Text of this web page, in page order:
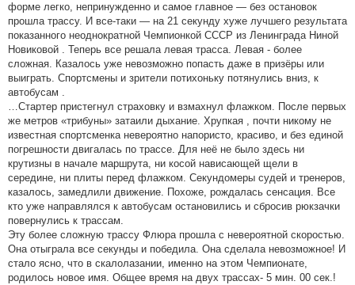
форме легко, непринужденно и самое главное — без остановок
прошла трассу. И все-таки — на 21 секунду хуже лучшего результата
показанного неоднократной Чемпионкой СССР из Ленинграда Ниной
Новиковой . Теперь все решала левая трасса. Левая - более
сложная. Казалось уже невозможно попасть даже в призёры или
выиграть. Спортсмены и зрители потихоньку потянулись вниз, к
автобусам .
…Стартер пристегнул страховку и взмахнул флажком. После первых
же метров «трибуны» затаили дыхание. Хрупкая , почти никому не
известная спортсменка невероятно напористо, красиво, и без единой
погрешности двигалась по трассе. Для неё не было здесь ни
крутизны в начале маршрута, ни косой нависающей щели в
середине, ни плиты перед флажком. Секундомеры судей и тренеров,
казалось, замедлили движение. Похоже, рождалась сенсация. Все
кто уже направлялся к автобусам остановились и сбросив рюкзачки
повернулись к трассам.
Эту более сложную трассу Флюра прошла с невероятной скоростью.
Она отыграла все секунды и победила. Она сделала невозможное! И
стало ясно, что в скалолазании, именно на этом Чемпионате,
родилось новое имя. Общее время на двух трассах- 5 мин. 00 сек.!